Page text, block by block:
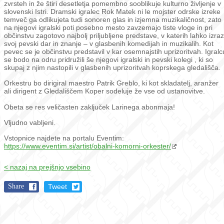
zvrsteh in že štiri desetletja pomembno sooblikuje kulturno življenje v
slovenski Istri. Dramski igralec Rok Matek ni le mojster odrske izreke
temveč ga odlikujeta tudi sonoren glas in izjemna muzikaličnost, zato
na njegovi igralski poti posebno mesto zavzemajo tiste vloge in pri
občinstvu zagotovo najbolj priljubljene predstave, v katerih lahko
svoj pevski dar in znanje – v glasbenih komedijah in muzikalih. Kot
pevec se je občinstvu predstavil v kar osemnajstih uprizoritvah.
se bodo na odru pridružili še njegovi igralski in pevski kolegi , ki so
skupaj z njim nastopili v glasbenih uprizoritvah koprskega gledališča.
Orkestru bo dirigiral maestro Patrik Greblo, ki kot skladatelj, aranžer
ali dirigent z Gledališčem Koper sodeluje že vse od ustanovitve.
Obeta se res veličasten zaključek Larinega abonmaja!
Vljudno vabljeni.
Vstopnice najdete na portalu Eventim:
https://www.eventim.si/artist/obalni-komorni-orkester/
< nazaj na prejšnjo vsebino
Share Tweet